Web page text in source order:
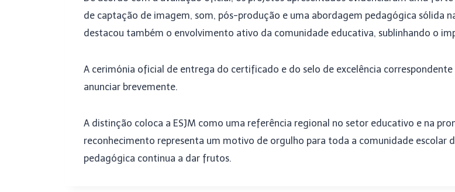
de captação de imagem, som, pós-produção e uma abordagem pedagógica sólida
destacou também o envolvimento ativo da comunidade educativa, sublinhando o
A cerimónia oficial de entrega do certificado e do selo de excelência
anunciar brevemente.
A distinção coloca a ESJM como uma referência regional no setor educativo e na
reconhecimento representa um motivo de orgulho para toda a comunidade escolar
pedagógica continua a dar frutos.